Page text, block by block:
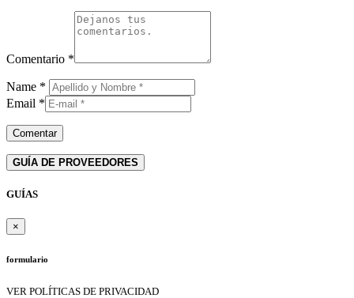
Comentario *
Name *
Email *
GUÍA DE PROVEEDORES
GUÍAS
×
formulario
VER POLÍTICAS DE PRIVACIDAD